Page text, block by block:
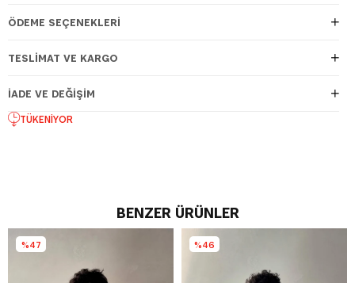
ÖDEME SEÇENEKLERI
TESLIMAT VE KARGO
İADE VE DEĞIŞIM
TÜKENIYOR
BENZER ÜRÜNLER
%47 %46